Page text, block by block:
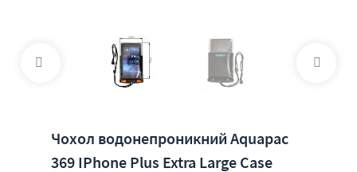
Чохол водонепроникний Aquapac
369 IPhone Plus Extra Large Case